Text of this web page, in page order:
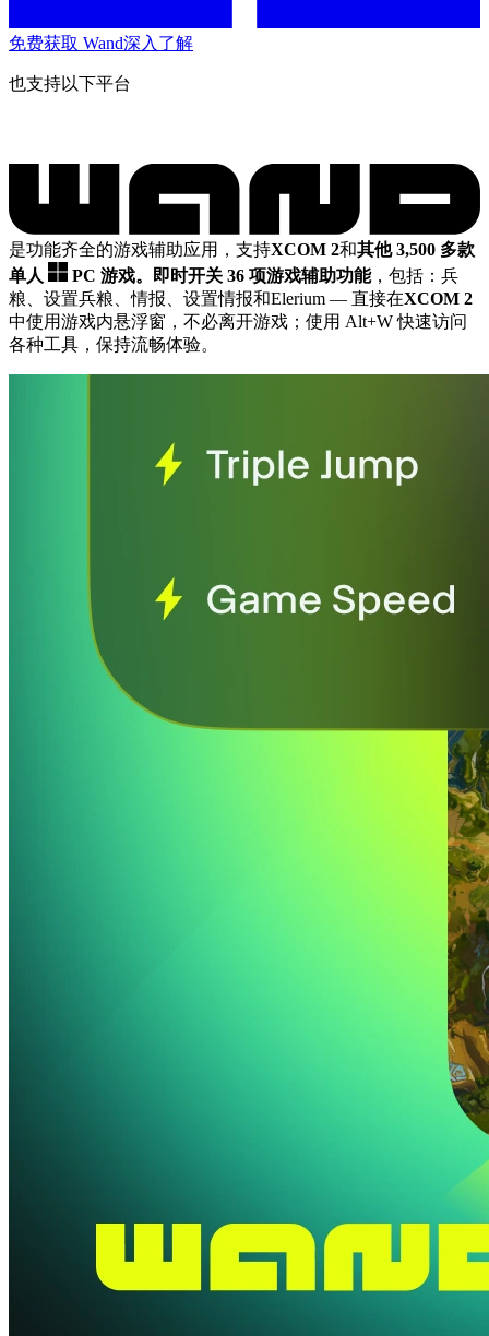
免费获取 Wand深入了解
也支持以下平台
是功能齐全的游戏辅助应用，支持XCOM 2和其他 3,500 多款
单人
PC 游戏。 即时开关 36 项游戏辅助功能，包括：兵
粮、设置兵粮、情报、设置情报和Elerium — 直接在XCOM 2
中使用游戏内悬浮窗，不必离开游戏；使用 Alt+W 快速访问
各种工具，保持流畅体验。